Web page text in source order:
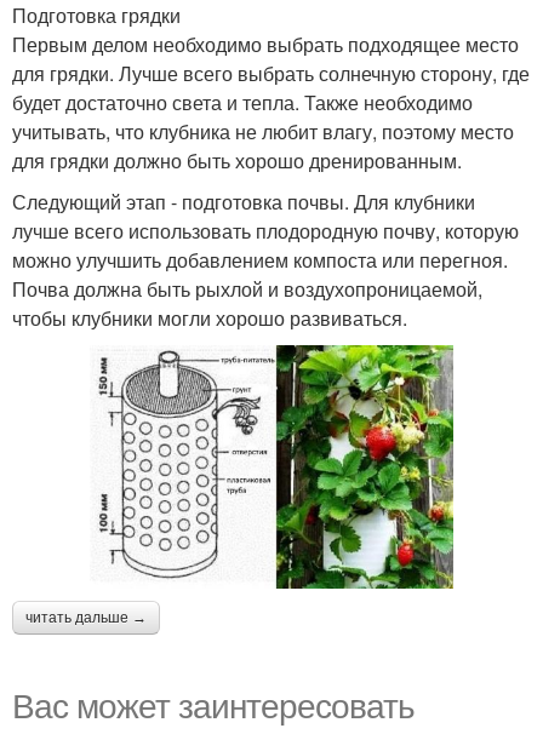
Подготовка грядки
Первым делом необходимо выбрать подходящее место
для грядки. Лучше всего выбрать солнечную сторону, где
будет достаточно света и тепла. Также необходимо
учитывать, что клубника не любит влагу, поэтому место
для грядки должно быть хорошо дренированным.
Следующий этап - подготовка почвы. Для клубники
лучше всего использовать плодородную почву, которую
можно улучшить добавлением компоста или перегноя.
Почва должна быть рыхлой и воздухопроницаемой,
чтобы клубники могли хорошо развиваться.
читать дальше →
Вас может заинтересовать